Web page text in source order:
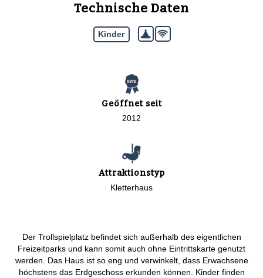
Technische Daten
Kinder
Geöffnet seit
2012
Attraktionstyp
Kletterhaus
Der Trollspielplatz befindet sich außerhalb des eigentlichen
Freizeitparks und kann somit auch ohne Eintrittskarte genutzt
werden. Das Haus ist so eng und verwinkelt, dass Erwachsene
höchstens das Erdgeschoss erkunden können. Kinder finden